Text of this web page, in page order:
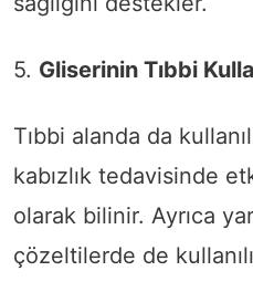
5. Gliserinin Tıbbi
Tıbbi alanda da
kabızlık tedavisinde
olarak bilinir. Ayrıca
çözeltilerde de